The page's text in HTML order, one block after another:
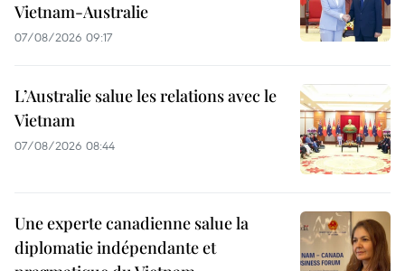
Vietnam-Australie
07/08/2026 09:17
L’Australie salue les relations avec le
Vietnam
07/08/2026 08:44
Une experte canadienne salue la
diplomatie indépendante et